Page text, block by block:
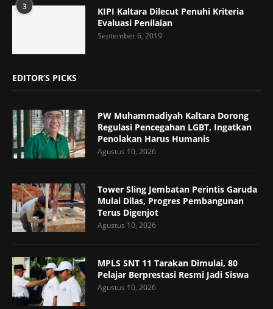
3
KIPI Kaltara Dilecut Penuhi Kriteria
Evaluasi Penilaian
September 6, 2019
EDITOR’S PICKS
PW Muhammadiyah Kaltara Dorong
Regulasi Pencegahan LGBT, Ingatkan
Penolakan Harus Humanis
Agustus 10, 2026
Tower Sling Jembatan Perintis Garuda
Mulai Dilas, Progres Pembangunan
Terus Digenjot
Agustus 10, 2026
MPLS SNT 11 Tarakan Dimulai, 80
Pelajar Berprestasi Resmi Jadi Siswa
Agustus 10, 2026